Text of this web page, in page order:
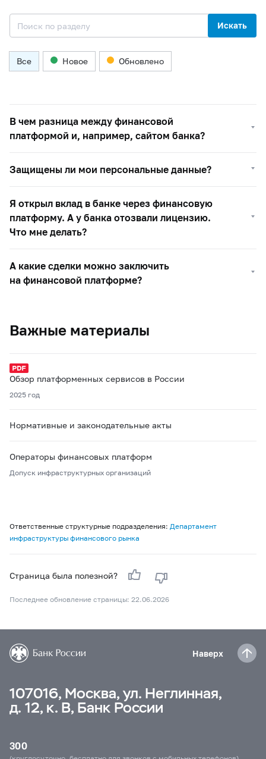
Искать
Все Новое Обновлено
В чем разница между финансовой
платформой и, например, сайтом банка?
Защищены ли мои персональные данные?
Я открыл вклад в банке через финансовую
платформу. А у банка отозвали лицензию.
Что мне делать?
А какие сделки можно заключить
на финансовой платформе?
Важные материалы
Обзор платформенных сервисов в России
2025 год
Нормативные и законодательные акты
Операторы финансовых платформ
Допуск инфраструктурных организаций
Ответственные структурные подразделения: Департамент
инфраструктуры финансового рынка
Страница была полезной?
Последнее обновление страницы: 22.06.2026
Наверх
107016, Москва, ул. Неглинная,
д. 12, к. В, Банк России
300